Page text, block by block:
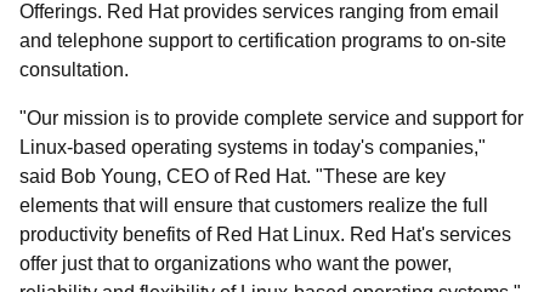
Offerings. Red Hat provides services ranging from email
and telephone support to certification programs to on-site
consultation.
"Our mission is to provide complete service and support for
Linux-based operating systems in today's companies,"
said Bob Young, CEO of Red Hat. "These are key
elements that will ensure that customers realize the full
productivity benefits of Red Hat Linux. Red Hat's services
offer just that to organizations who want the power,